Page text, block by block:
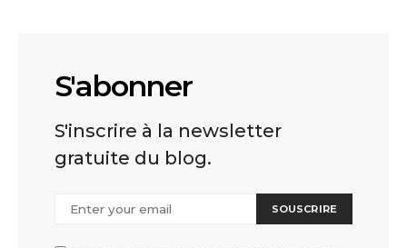
S'abonner
S'inscrire à la newsletter
gratuite du blog.
SOUSCRIRE